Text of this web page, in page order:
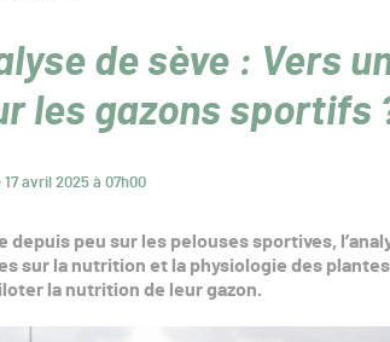
de sève : Vers
les gazons sportifs
17 avril 2025 à 07h00
depuis peu sur les pelouses sportives,
sur la nutrition et la physiologie des
la nutrition de leur gazon.